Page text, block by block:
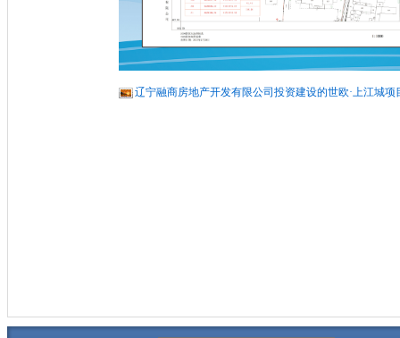
辽宁融商房地产开发有限公司投资建设的世欧·上江城项